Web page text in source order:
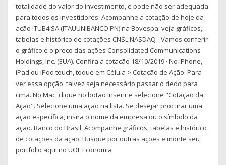
totalidade do valor do investimento, e pode não ser adequada
para todos os investidores. Acompanhe a cotação de hoje da
ação ITUB4.SA (ITAUUNIBANCO PN) na Bovespa: veja gráficos,
tabelas e histórico de cotações CNSL NASDAQ - Vamos conferir
o gráfico e o preço das ações Consolidated Communications
Holdings, Inc. (EUA). Confira a cotação 18/10/2019 · No iPhone,
iPad ou iPod touch, toque em Célula > Cotação de Ação. Para
ver essa opção, talvez seja necessário passar o dedo para
cima. No Mac, clique no botão Inserir e selecione "Cotação da
Ação". Selecione uma ação na lista. Se desejar procurar uma
ação específica, insira o nome da empresa ou o símbolo da
ação. Banco do Brasil: Acompanhe gráficos, tabelas e histórico
de cotações da ação. Busque por outras ações e monte seu
portfolio aqui no UOL Economia